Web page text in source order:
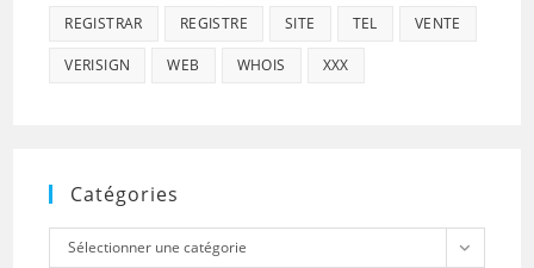
REGISTRAR REGISTRE SITE TEL VENTE
VERISIGN WEB WHOIS XXX
Catégories
Catégories
Sélectionner une catégorie